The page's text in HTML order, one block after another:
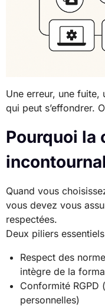
Une erreur, une
qui peut s’effondrer.
Pourquoi la
Quand vous
vous devez vous
respectées.
Deux piliers
Respect des
intègre de la
Conformité RGPD
personnelles)